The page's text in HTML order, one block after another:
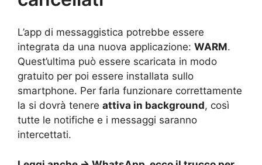
L’app di messaggistica potrebbe essere
integrata da una nuova applicazione: WARM.
Quest’ultima può essere scaricata in modo
gratuito per poi essere installata sullo
smartphone. Per farla funzionare correttamente
la si dovrà tenere attiva in background, così
tutte le notifiche e i messaggi saranno
intercettati.